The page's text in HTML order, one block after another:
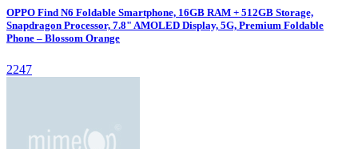
OPPO Find N6 Foldable Smartphone, 16GB RAM + 512GB Storage,
Snapdragon Processor, 7.8" AMOLED Display, 5G, Premium Foldable
Phone – Blossom Orange
2247